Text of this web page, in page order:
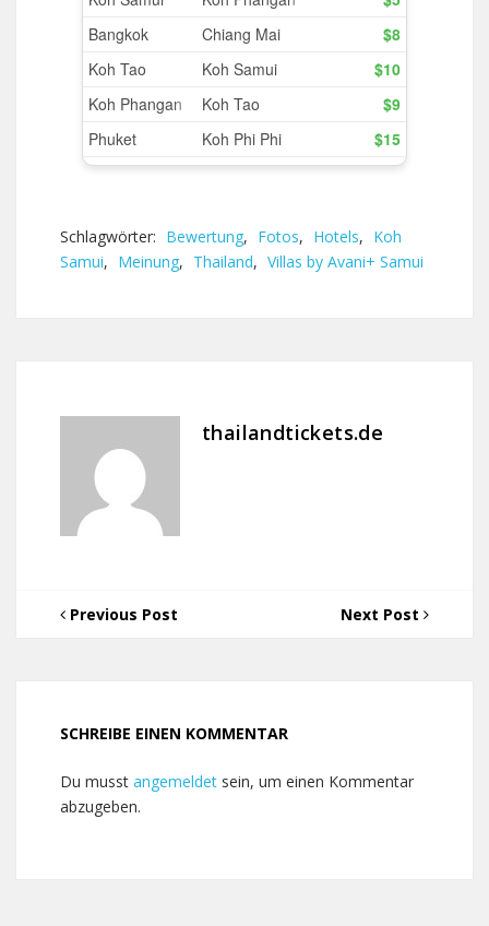
Schlagwörter: Bewertung, Fotos, Hotels, Koh
Samui, Meinung, Thailand, Villas by Avani+ Samui
thailandtickets.de
Previous Post Next Post
SCHREIBE EINEN KOMMENTAR
Du musst angemeldet sein, um einen Kommentar
abzugeben.